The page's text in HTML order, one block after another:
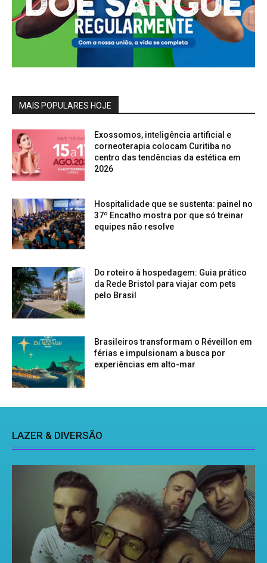
MAIS POPULARES HOJE
Exossomos, inteligência artificial e
corneoterapia colocam Curitiba no
centro das tendências da estética em
2026
Hospitalidade que se sustenta: painel no
37º Encatho mostra por que só treinar
equipes não resolve
Do roteiro à hospedagem: Guia prático
da Rede Bristol para viajar com pets
pelo Brasil
Brasileiros transformam o Réveillon em
férias e impulsionam a busca por
experiências em alto-mar
LAZER & DIVERSÃO